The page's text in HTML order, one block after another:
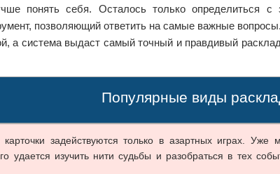
понять себя. Осталось только определиться с
позволяющий ответить на самые важные
а система выдаст самый точный и правдивый
Популярные виды
задействуются только в азартных играх.
удается изучить нити судьбы и разобраться в тех